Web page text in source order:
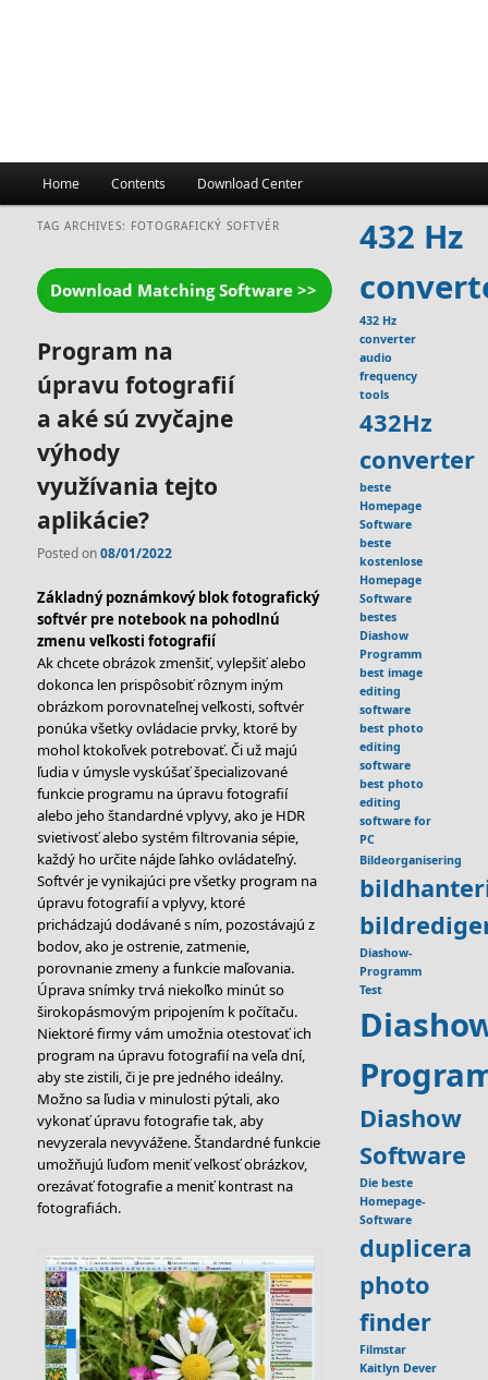
Home Contents Download Center
TAG ARCHIVES: FOTOGRAFICKÝ SOFTVÉR
Program na
úpravu fotografií
a aké sú zvyčajne
výhody
využívania tejto
aplikácie?
Posted on08/01/2022
Základný poznámkový blok fotografický
softvér pre notebook na pohodlnú
zmenu veľkosti fotografií
Ak chcete obrázok zmenšiť, vylepšiť alebo
dokonca len prispôsobiť rôznym iným
obrázkom porovnateľnej veľkosti, softvér
ponúka všetky ovládacie prvky, ktoré by
mohol ktokoľvek potrebovať. Či už majú
ľudia v úmysle vyskúšať špecializované
funkcie programu na úpravu fotografií
alebo jeho štandardné vplyvy, ako je HDR
svietivosť alebo systém filtrovania sépie,
každý ho určite nájde ľahko ovládateľný.
Softvér je vynikajúci pre všetky program na
úpravu fotografií a vplyvy, ktoré
prichádzajú dodávané s ním, pozostávajú z
bodov, ako je ostrenie, zatmenie,
porovnanie zmeny a funkcie maľovania.
Úprava snímky trvá niekoľko minút so
širokopásmovým pripojením k počítaču.
Niektoré firmy vám umožnia otestovať ich
program na úpravu fotografií na veľa dní,
aby ste zistili, či je pre jedného ideálny.
Možno sa ľudia v minulosti pýtali, ako
vykonať úpravu fotografie tak, aby
nevyzerala nevyvážene. Štandardné funkcie
umožňujú ľuďom meniť veľkosť obrázkov,
orezávať fotografie a meniť kontrast na
fotografiách.
432 Hz
432 Hz
converter
audio
frequency
tools
432Hz
converter
beste
Homepage
Software
beste
kostenlose
Homepage
Software
bestes
Diashow
Programm
best image
editing
software
best photo
editing
software
best photo
editing
software for
PC
Bildeorganisering
Diashow-
Programm
Test
Diashow
Software
Die beste
Homepage-
Software
duplicera
photo
finder
Filmstar
Kaitlyn Dever